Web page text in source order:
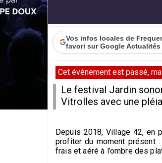
Vos infos locales de
favori sur Google Actualités
Cet événement est passé,
Le festival Jardin
Vitrolles avec une
Depuis 2018, Village 42, en
profiter du moment présent
frais et aéré à l’ombre des